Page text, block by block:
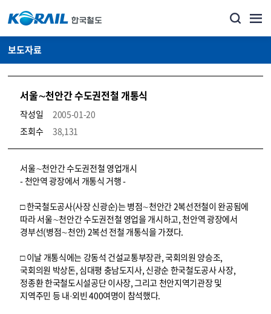
보도자료
서울∼천안간 수도권전철 개통식
작성일
2005-01-20
조회수
38,131
뉴스·홍보_보도자료 상세보기 – 내용, 파일, 담당자 연락처로 구성
서울∼천안간 수도권전철 영업개시
- 천안역 광장에서 개통식 거행 -
□ 한국철도공사(사장 신광순)는 병점∼천안간 2복선전철이 완공됨에
따라 서울∼천안간 수도권전철 영업을 개시하고, 천안역 광장에서
경부선(병점∼천안) 2복선 전철 개통식을 가졌다.
□ 이날 개통식에는 강동석 건설교통부장관, 국회의원 양승조,
국회의원 박상돈, 심대평 충남도지사, 신광순 한국철도공사 사장,
정종환 한국철도시설공단 이사장, 그리고 천안지역기관장 및
지역주민 등 내·외빈 400여명이 참석했다.